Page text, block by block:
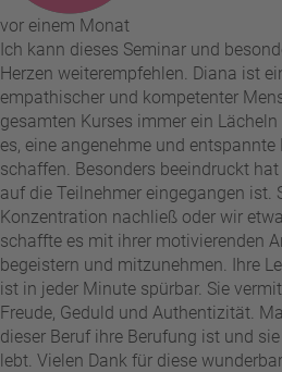
vor einem Monat
Ich kann dieses Seminar und
Herzen weiterempfehlen. Diana ist
empathischer und kompetenter
gesamten Kurses immer ein
es, eine angenehme und
schaffen. Besonders beeindruckt
auf die Teilnehmer eingegangen ist.
Konzentration nachließ oder wir
schaffte es mit ihrer motivierenden
begeistern und mitzunehmen. Ihre
ist in jeder Minute spürbar. Sie
Freude, Geduld und Authentizität.
dieser Beruf ihre Berufung ist und
lebt. Vielen Dank für diese